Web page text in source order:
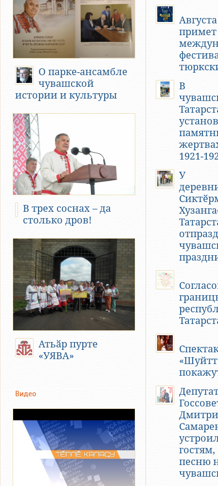
О парке-ансамбле
чувашской
истории и культуры
В трех соснах – да
столько дров!
Атьӑр пурте
«УЯВА»
Видео
примет
В
1921-
У
гостям,
песню